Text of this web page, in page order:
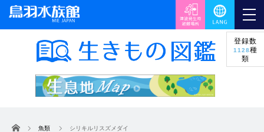
登録数
1128種
類
ホーム 魚類 シリキルリスズメダイ